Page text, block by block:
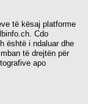
të kësaj platforme
Cdo
është i ndaluar dhe
të drejtën për
apo